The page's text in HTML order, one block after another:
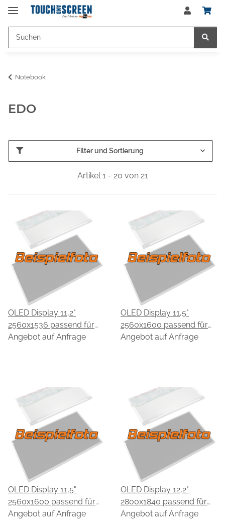
Notebook
EDO
Filter und Sortierung
Artikel 1 - 20 von 21
OLED Display 11,2"
2560x1536 passend für
EDO EB20QBC63.A
Angebot auf Anfrage
OLED Display 11,5"
2560x1600 passend für
EDO EB50QBC61.A
Angebot auf Anfrage
OLED Display 11,5"
2560x1600 passend für
EDO EB50QBC73.A
Angebot auf Anfrage
OLED Display 12,2"
2800x1840 passend für
EDO EC193BC73.D
Angebot auf Anfrage